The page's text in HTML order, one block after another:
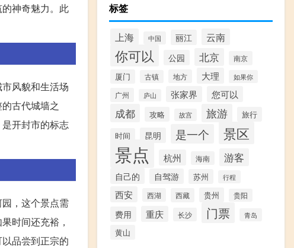
神奇魅力。此
风貌和生活场
古代城墙之
开封市的标志
，这个景点需
时间还充裕，
品尝到正宗的
标签
上海 中国 丽江 云南
你可以 公园 北京
南京
厦门
古镇 地方 大理 如果你
广州 庐山 张家界 您可以
成都 攻略 故宫 旅游
旅行
时间
昆明 是一个 景区
景点 杭州 海南 游客
自己的 自驾游 苏州 行程
西安 西湖 西藏 贵州 贵阳
费用 重庆 长沙 门票 青岛
黄山